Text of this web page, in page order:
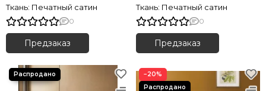
Ткань: Печатный сатин
0
Предзаказ
Ткань: Печатный сатин
0
Предзаказ
−20%